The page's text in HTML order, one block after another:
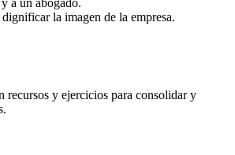
la imagen de la empresa.
recursos y ejercicios para consolidar y